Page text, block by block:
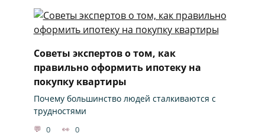
Советы экспертов о том, как
правильно оформить ипотеку на
покупку квартиры
Почему большинство людей сталкиваются с
трудностями
0 0